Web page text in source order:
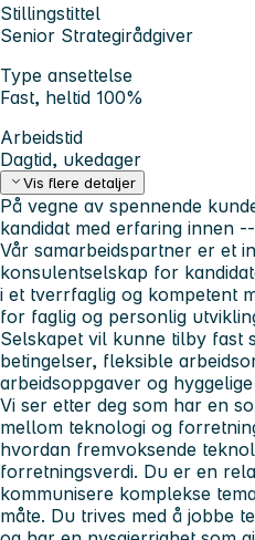
Stillingstittel
Senior Strategirådgiver
Type ansettelse
Fast, heltid 100%
Arbeidstid
Dagtid, ukedager
Vis flere detaljer
På vegne av spennende
kandidat med erfaring innen
Vår samarbeidspartner er et
konsulentselskap for
i et tverrfaglig og kompetent
for faglig og personlig
Selskapet vil kunne tilby fast
betingelser, fleksible
arbeidsoppgaver og
Vi ser etter deg som har en
mellom teknologi og
hvordan fremvoksende
forretningsverdi. Du er en
kommunisere komplekse
måte. Du trives med å jobbe